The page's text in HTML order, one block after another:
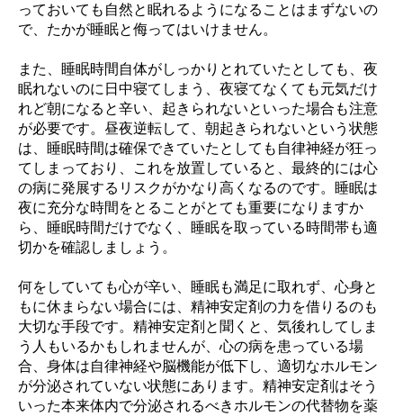
っておいても自然と眠れるようになることはまずないの
で、たかが睡眠と侮ってはいけません。
また、睡眠時間自体がしっかりとれていたとしても、夜
眠れないのに日中寝てしまう、夜寝てなくても元気だけ
れど朝になると辛い、起きられないといった場合も注意
が必要です。昼夜逆転して、朝起きられないという状態
は、睡眠時間は確保できていたとしても自律神経が狂っ
てしまっており、これを放置していると、最終的には心
の病に発展するリスクがかなり高くなるのです。睡眠は
夜に充分な時間をとることがとても重要になりますか
ら、睡眠時間だけでなく、睡眠を取っている時間帯も適
切かを確認しましょう。
何をしていても心が辛い、睡眠も満足に取れず、心身と
もに休まらない場合には、精神安定剤の力を借りるのも
大切な手段です。精神安定剤と聞くと、気後れしてしま
う人もいるかもしれませんが、心の病を患っている場
合、身体は自律神経や脳機能が低下し、適切なホルモン
が分泌されていない状態にあります。精神安定剤はそう
いった本来体内で分泌されるべきホルモンの代替物を薬